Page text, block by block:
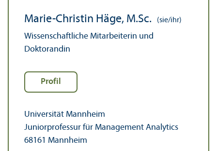
Marie-Christin Häge, M.Sc. (sie/ihr)
Wissenschaft­liche Mitarbeiterin und
Doktorandin
Profil
Universität Mannheim
Junior­professur für Management Analytics
68161 Mannheim